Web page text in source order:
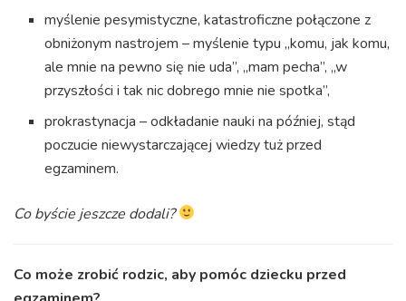
myślenie pesymistyczne, katastroficzne połączone z
obniżonym nastrojem – myślenie typu „komu, jak komu,
ale mnie na pewno się nie uda”, „mam pecha”, „w
przyszłości i tak nic dobrego mnie nie spotka”,
prokrastynacja – odkładanie nauki na później, stąd
poczucie niewystarczającej wiedzy tuż przed
egzaminem.
Co byście jeszcze dodali?
Co może zrobić rodzic, aby pomóc dziecku przed